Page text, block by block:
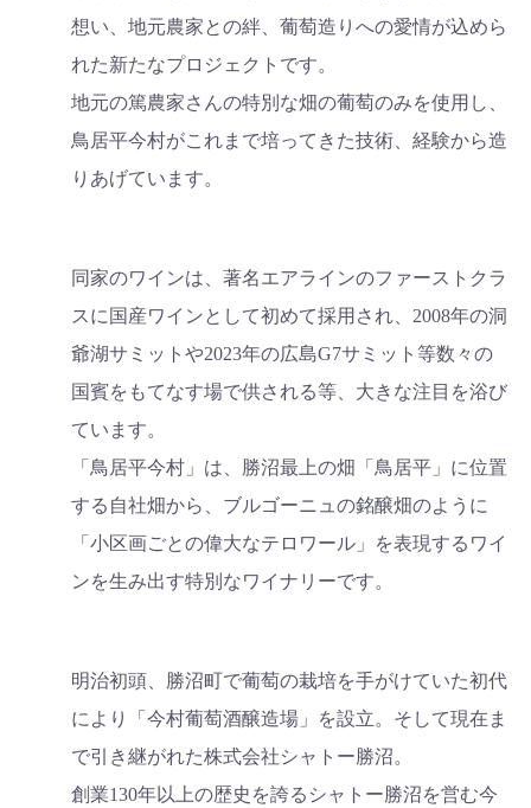
想い、地元農家との絆、葡萄造りへの愛情が込めら
れた新たなプロジェクトです。
地元の篤農家さんの特別な畑の葡萄のみを使用し、
鳥居平今村がこれまで培ってきた技術、経験から造
りあげています。
同家のワインは、著名エアラインのファーストクラ
スに国産ワインとして初めて採用され、2008年の洞
爺湖サミットや2023年の広島G7サミット等数々の
国賓をもてなす場で供される等、大きな注目を浴び
ています。
「鳥居平今村」は、勝沼最上の畑「鳥居平」に位置
する自社畑から、ブルゴーニュの銘醸畑のように
「小区画ごとの偉大なテロワール」を表現するワイ
ンを生み出す特別なワイナリーです。
明治初頭、勝沼町で葡萄の栽培を手がけていた初代
により「今村葡萄酒醸造場」を設立。そして現在ま
で引き継がれた株式会社シャトー勝沼。
創業130年以上の歴史を誇るシャトー勝沼を営む今